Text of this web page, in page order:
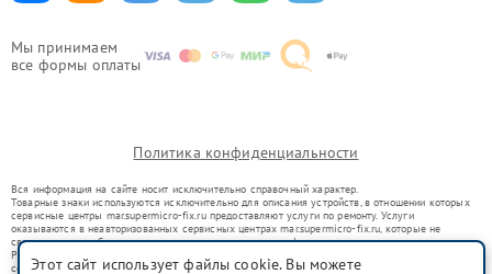
Мы принимаем
все формы оплаты
Политика конфиденциальности
Вся информация на сайте носит исключительно справочный характер.
Товарные знаки используются исключительно для описания устройств, в отношении которых
сервисные центры mar.supermicro-fix.ru предоставляют услуги по ремонту. Услуги
оказываются в неавторизованных сервисных центрах mar.supermicro-fix.ru, которые не
связаны с правообладателями товарных знаков или их официальными представителями.
Ремонт осуществляется для устройств, уже введенных в гражданский оборот в соответствии
со статьей 1487 ГК РФ.
Этот сайт использует файлы cookie. Вы можете